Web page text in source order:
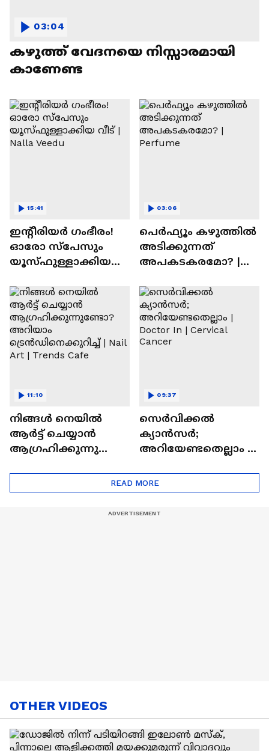
കഴുത്ത് വേദനയെ നിസ്സാരമായി
കാണേണ്ട
03:04
ഇന്റീരിയർ ഗംഭീരം!
ഓരോ സ്‌പേസും
യൂസ്ഫുള്ളാക്കിയ
15:41
പെർഫ്യൂം കഴുത്തിൽ
അടിക്കുന്നത്
അപകടകരമോ? |
03:06
നിങ്ങൾ നെയിൽ
ആർട്ട് ചെയ്യാൻ
ആഗ്രഹിക്കുന്നുണ്ടോ
ട്രെൻഡിനെക്കുറിച്ച് |
Nail Art | Trends Cafe
11:10
സെർവിക്കൽ
ക്യാൻസർ;
അറിയേണ്ടതെല്ലാം |
Cancer
09:37
READ MORE
OTHER VIDEOS